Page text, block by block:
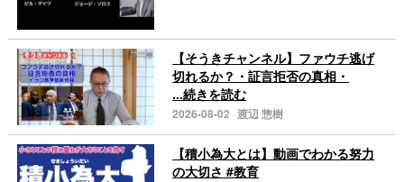
【そうきチャンネル】ファウチ逃げ
切れるか？・証言拒否の真相・
...続きを読む
2026-08-02 渡辺 惣樹
【積小為大とは】動画でわかる努力
の大切さ #教育